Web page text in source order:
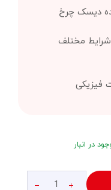
دیسک چرخ
شرایط مختلف
فیزیکی
در انبار